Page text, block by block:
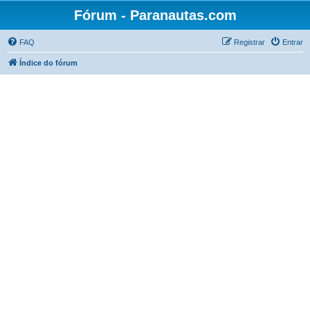
Fórum - Paranautas.com
FAQ Entrar
Registrar
Índice do fórum